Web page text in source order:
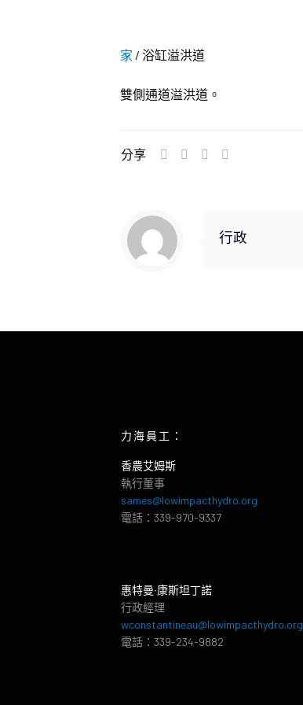
家 / 浴缸溢洪道
雙側通道溢洪道。
分享
行政
力海員工：
香農艾姆斯
執行董事
sames@lowimpacthydro.org
電話：339-970-9337
惠特曼‧康斯坦丁諾
行政經理
wconstantineau@lowimpacthydro.org
電話：339-234-9882